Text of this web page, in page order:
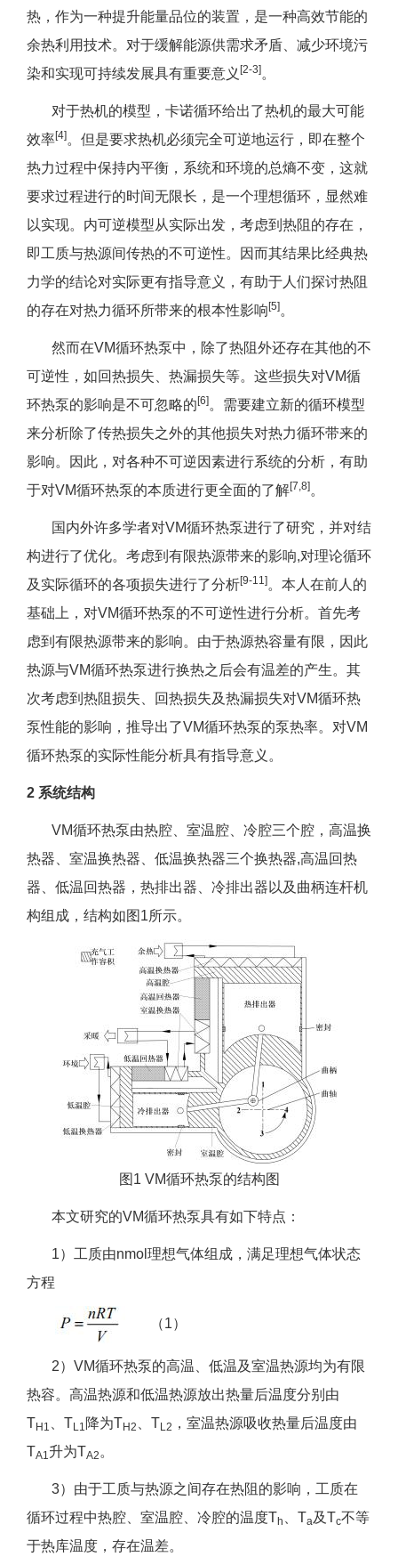
热，作为一种提升能量品位的装置，是一种高效节能的
余热利用技术。对于缓解能源供需求矛盾、减少环境污
染和实现可持续发展具有重要意义 [2-3] 。
对于热机的模型，卡诺循环给出了热机的最大可能
效率[4] 。但是要求热机必须完全可逆地运行，即在整个
热力过程中保持内平衡，系统和环境的总熵不变，这就
要求过程进行的时间无限长，是一个理想循环，显然难
以实现。内可逆模型从实际出发，考虑到热阻的存在，
即工质与热源间传热的不可逆性。因而其结果比经典热
力学的结论对实际更有指导意义，有助于人们探讨热阻
的存在对热力循环所带来的根本性影响 [5] 。
然而在VM循环热泵中，除了热阻外还存在其他的不
可逆性，如回热损失、热漏损失等。这些损失对VM循
环热泵的影响是不可忽略的 [6] 。需要建立新的循环模型
来分析除了传热损失之外的其他损失对热力循环带来的
影响。因此，对各种不可逆因素进行系统的分析，有助
于对VM循环热泵的本质进行更全面的了解[7,8] 。
国内外许多学者对VM循环热泵进行了研究，并对结
构进行了优化。考虑到有限热源带来的影响,对理论循环
及实际循环的各项损失进行了分析[9-11] 。本人在前人的
基础上，对VM循环热泵的不可逆性进行分析。首先考
虑到有限热源带来的影响。由于热源热容量有限，因此
热源与VM循环热泵进行换热之后会有温差的产生。其
次考虑到热阻损失、回热损失及热漏损失对VM循环热
泵性能的影响，推导出了VM循环热泵的泵热率。对VM
循环热泵的实际性能分析具有指导意义。
2 系统结构
VM循环热泵由热腔、室温腔、冷腔三个腔，高温换
热器、室温换热器、低温换热器三个换热器,高温回热
器、低温回热器，热排出器、冷排出器以及曲柄连杆机
构组成，结构如图1所示。
图1 VM循环热泵的结构图
本文研究的VM循环热泵具有如下特点：
1）工质由nmol理想气体组成，满足理想气体状态
方程
（1）
2）VM循环热泵的高温、低温及室温热源均为有限
热容。高温热源和低温热源放出热量后温度分别由
TH1 、TL1 降为TH2 、TL2 ，室温热源吸收热量后温度由
TA1升为TA2 。
3）由于工质与热源之间存在热阻的影响，工质在
循环过程中热腔、室温腔、冷腔的温度Th 、Ta及Tc不等
于热库温度，存在温差。